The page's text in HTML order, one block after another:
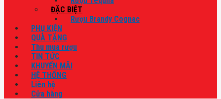
ĐẶC BIỆT
Rượu Brandy Cognac
PHỤ KIỆN
QUÀ TẶNG
Thu mua rượu
TIN TỨC
KHUYẾN MÃI
HỆ THỐNG
Liên hệ
Cửa hàng